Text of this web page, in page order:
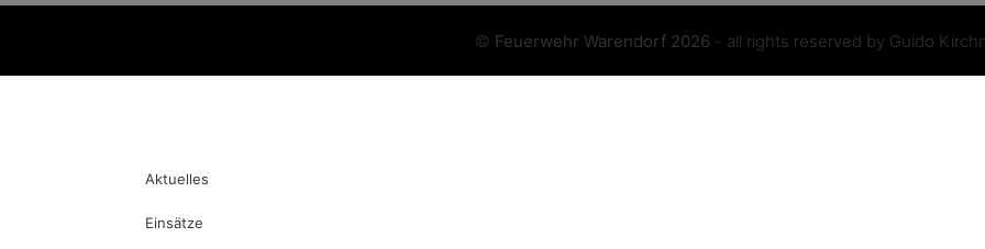
© Feuerwehr Warendorf 2026 - all rights reserved by Guido
Aktuelles
Einsätze